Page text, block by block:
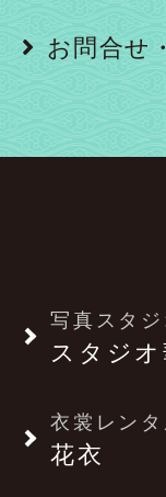
お問合せ
写真スタジ
スタジ
衣裳レンタ
花衣